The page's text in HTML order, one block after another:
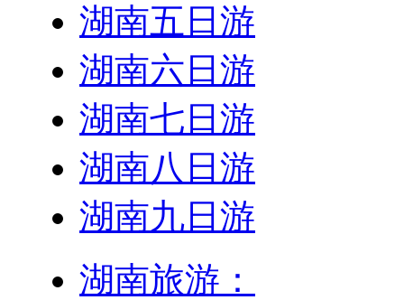
湖南五日游
湖南六日游
湖南七日游
湖南八日游
湖南九日游
湖南旅游：